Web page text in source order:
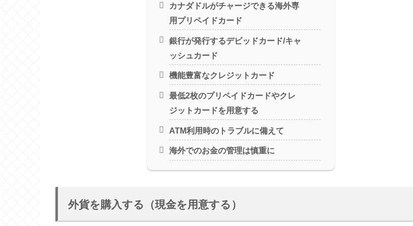
カナダドルがチャージできる海外専
用プリペイドカード
銀行が発行するデビッドカード/キャ
ッシュカード
機能豊富なクレジットカード
最低2枚のプリペイドカードやクレ
ジットカードを用意する
ATM利用時のトラブルに備えて
海外でのお金の管理は慎重に
外貨を購入する（現金を用意する）